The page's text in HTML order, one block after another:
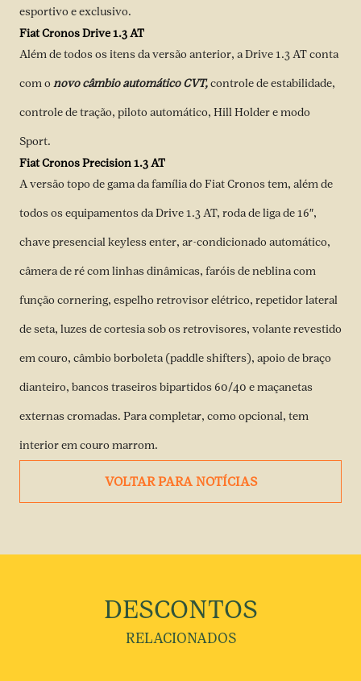
esportivo e exclusivo.
Fiat Cronos Drive 1.3 AT
Além de todos os itens da versão anterior, a Drive 1.3 AT conta
com onovo câmbio automático CVT,controle de estabilidade,
controle de tração, piloto automático, Hill Holder e modo
Sport.
Fiat Cronos Precision 1.3 AT
A versão topo de gama da família do Fiat Cronos tem, além de
todos os equipamentos da Drive 1.3 AT, roda de liga de 16″,
chave presencial keyless enter, ar-condicionado automático,
câmera de ré com linhas dinâmicas, faróis de neblina com
função cornering, espelho retrovisor elétrico, repetidor lateral
de seta, luzes de cortesia sob os retrovisores, volante revestido
em couro, câmbio borboleta (paddle shifters), apoio de braço
dianteiro, bancos traseiros bipartidos 60/40 e maçanetas
externas cromadas. Para completar, como opcional, tem
interior em couro marrom.
VOLTAR PARA NOTÍCIAS
DESCONTOS
RELACIONADOS